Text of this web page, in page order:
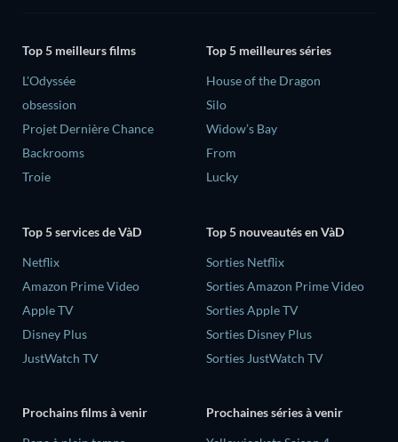
Top 5 meilleurs films
L'Odyssée
obsession
Projet Dernière Chance
Backrooms
Troie
Top 5 meilleures séries
House of the Dragon
Silo
Widow’s Bay
From
Lucky
Top 5 services de VàD
Netflix
Amazon Prime Video
Apple TV
Disney Plus
JustWatch TV
Top 5 nouveautés en VàD
Sorties Netflix
Sorties Amazon Prime Video
Sorties Apple TV
Sorties Disney Plus
Sorties JustWatch TV
Prochains films à venir
Prochaines séries à venir